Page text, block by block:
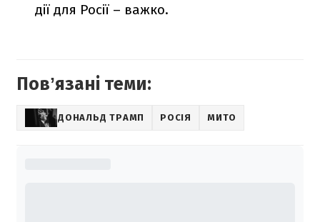
дії для Росії – важко.
Повʼязані теми:
ДОНАЛЬД ТРАМП РОСІЯ МИТО